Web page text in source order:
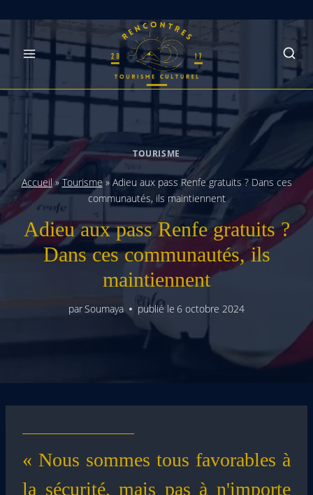
to
TOURISME
Accueil»Tourisme» Adieu aux pass Renfe gratuits ? Dans ces
communautés, ils maintiennent
Adieu aux pass Renfe gratuits ?
Dans ces communautés, ils
maintiennent
parSoumaya publié le 6 octobre 2024
« Nous sommes tous favorables à
la sécurité, mais pas à n'importe